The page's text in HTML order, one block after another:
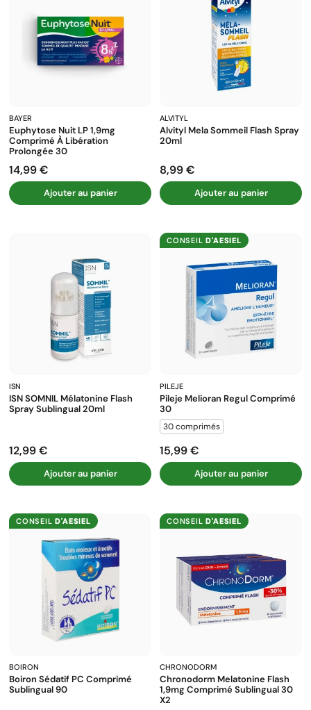
BAYER
Euphytose Nuit LP 1,9mg
Comprimé À Libération
Prolongée 30
Prix
14,99 €
Ajouter au panier
ALVITYL
Alvityl Mela Sommeil Flash Spray
20ml
Prix
8,99 €
Ajouter au panier
ISN
ISN SOMNIL Mélatonine Flash
Spray Sublingual 20ml
Prix
12,99 €
Ajouter au panier
CONSEILD'AESIEL
PILEJE
Pileje Melioran Regul Comprimé
30
30 comprimés
Prix
15,99 €
Ajouter au panier
CONSEILD'AESIEL
BOIRON
Boiron Sédatif PC Comprimé
Sublingual 90
CONSEILD'AESIEL
CHRONODORM
Chronodorm Melatonine Flash
1,9mg Comprimé Sublingual 30
X2